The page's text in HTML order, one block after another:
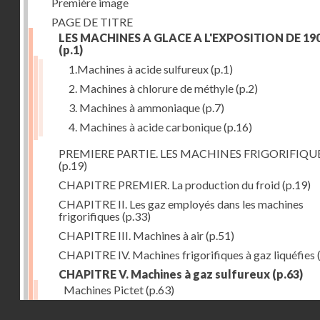
PAGE DE TITRE
LES MACHINES A GLACE A L'EXPOSITION DE
(p.1)
1.Machines à acide sulfureux(p.1)
2. Machines à chlorure de méthyle(p.2)
3. Machines à ammoniaque(p.7)
4. Machines à acide carbonique(p.16)
PREMIERE PARTIE. LES MACHINES
(p.19)
CHAPITRE PREMIER. La production du froid(p.19)
CHAPITRE II. Les gaz employés dans les machines
frigorifiques (p.33)
CHAPITRE III. Machines à air(p.51)
CHAPITRE IV. Machines frigorifiques à gaz liquéfies
CHAPITRE V. Machines à gaz sulfureux (p.63)
Machines Pictet(p.63)